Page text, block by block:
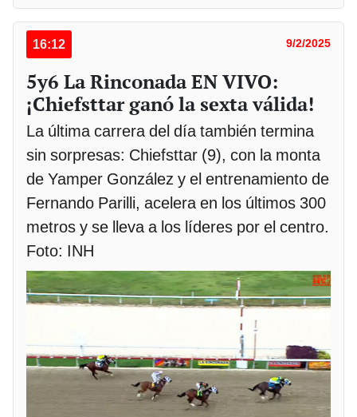
16:12 9/2/2025
5y6 La Rinconada EN VIVO:
¡Chiefsttar ganó la sexta válida!
La última carrera del día también termina
sin sorpresas: Chiefsttar (9), con la monta
de Yamper González y el entrenamiento de
Fernando Parilli, acelera en los últimos 300
metros y se lleva a los líderes por el centro.
Foto: INH